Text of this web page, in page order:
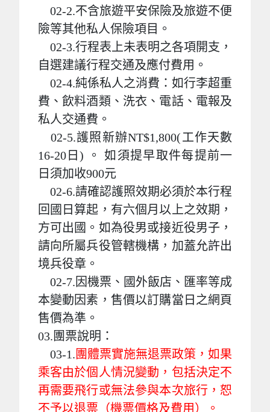
02-2.不含旅遊平安保險及旅遊不便
險等其他私人保險項目。
02-3.行程表上未表明之各項開支，
自選建議行程交通及應付費用。
02-4.純係私人之消費：如行李超重
費、飲料酒類、洗衣、電話、電報及
私人交通費。
02-5.護照新辦NT$1,800(工作天數
16-20日) 。 如須提早取件每提前一
日須加收900元
02-6.請確認護照效期必須於本行程
回國日算起，有六個月以上之效期，
方可出國。如為役男或接近役男子，
請向所屬兵役管轄機構，加蓋允許出
境兵役章。
02-7.因機票、國外飯店、匯率等成
本變動因素，售價以訂購當日之網頁
售價為準。
03.團票說明：
03-1. 團體票實施無退票政策，如果
乘客由於個人情況變動，包括決定不
再需要飛行或無法參與本次旅行，恕
不予以退票（機票價格及費用）。